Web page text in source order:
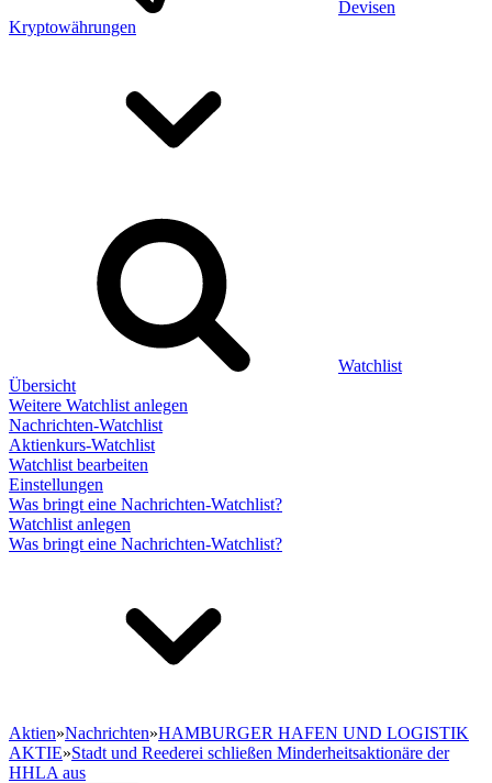
Devisen
Kryptowährungen
Watchlist
Übersicht
Weitere Watchlist anlegen
Nachrichten-Watchlist
Aktienkurs-Watchlist
Watchlist bearbeiten
Einstellungen
Was bringt eine Nachrichten-Watchlist?
Watchlist anlegen
Was bringt eine Nachrichten-Watchlist?
Aktien»Nachrichten»HAMBURGER HAFEN UND LOGISTIK
AKTIE»Stadt und Reederei schließen Minderheitsaktionäre der
HHLA aus